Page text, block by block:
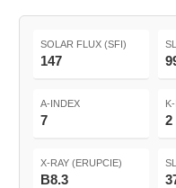
SOLAR FLUX (SFI)
147
A-INDEX
7 2
X-RAY (ERUPCIE)
B8.3